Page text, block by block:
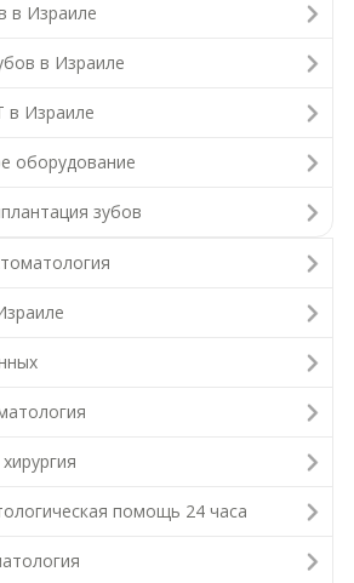
в Израиле
в Израиле
в Израиле
оборудование
зубов
помощь 24 часа